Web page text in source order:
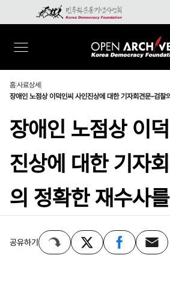
홈사료상세
장애인 노점상 이덕인씨 사인진상에 대한 기자회견문-검찰
장애인 노점상 이
진상에 대한 기자
의 정확한 재수사
공유하기